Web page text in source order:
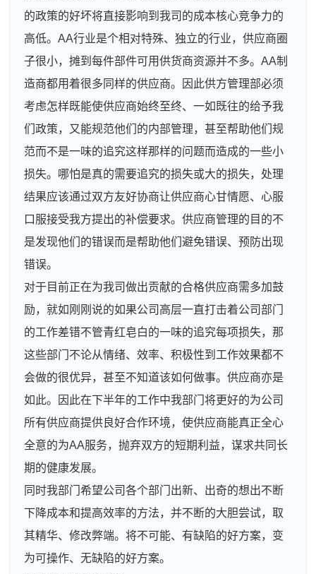
的政策的好坏将直接影响到我司的成本核心竞争力的
高低。AA行业是个相对特殊、独立的行业，供应商圈
子很小，摊到每件部件可用供货商资源并不多。AA制
造商都用着很多同样的供应商。因此供方管理部必须
考虑怎样既能使供应商始终至终、一如既往的给予我
们政策，又能规范他们的内部管理，甚至帮助他们规
范而不是一味的追究这样那样的问题而造成的一些小
损失。哪怕是真的需要追究的损失或大的损失，处理
结果应该通过双方友好协商让供应商心甘情愿、心服
口服接受我方提出的补偿要求。供应商管理的目的不
是发现他们的错误而是帮助他们避免错误、预防出现
错误。
对于目前正在为我司做出贡献的合格供应商需多加鼓
励，就如刚刚说的如果公司高层一直打击着公司部门
的工作差错不管青红皂白的一味的追究每项损失，那
这些部门不论从情绪、效率、积极性到工作效果都不
会做的很优异，甚至不知道该如何做事。供应商亦是
如此。因此在下半年的工作中我部门将更好的为公司
所有供应商提供良好合作环境，使供应商能真正全心
全意的为AA服务，抛弃双方的短期利益，谋求共同长
期的健康发展。
同时我部门希望公司各个部门出新、出奇的想出不断
下降成本和提高效率的方法，并不断的大胆尝试，取
其精华、修改弊端。将不可能、有缺陷的好方案，变
为可操作、无缺陷的好方案。